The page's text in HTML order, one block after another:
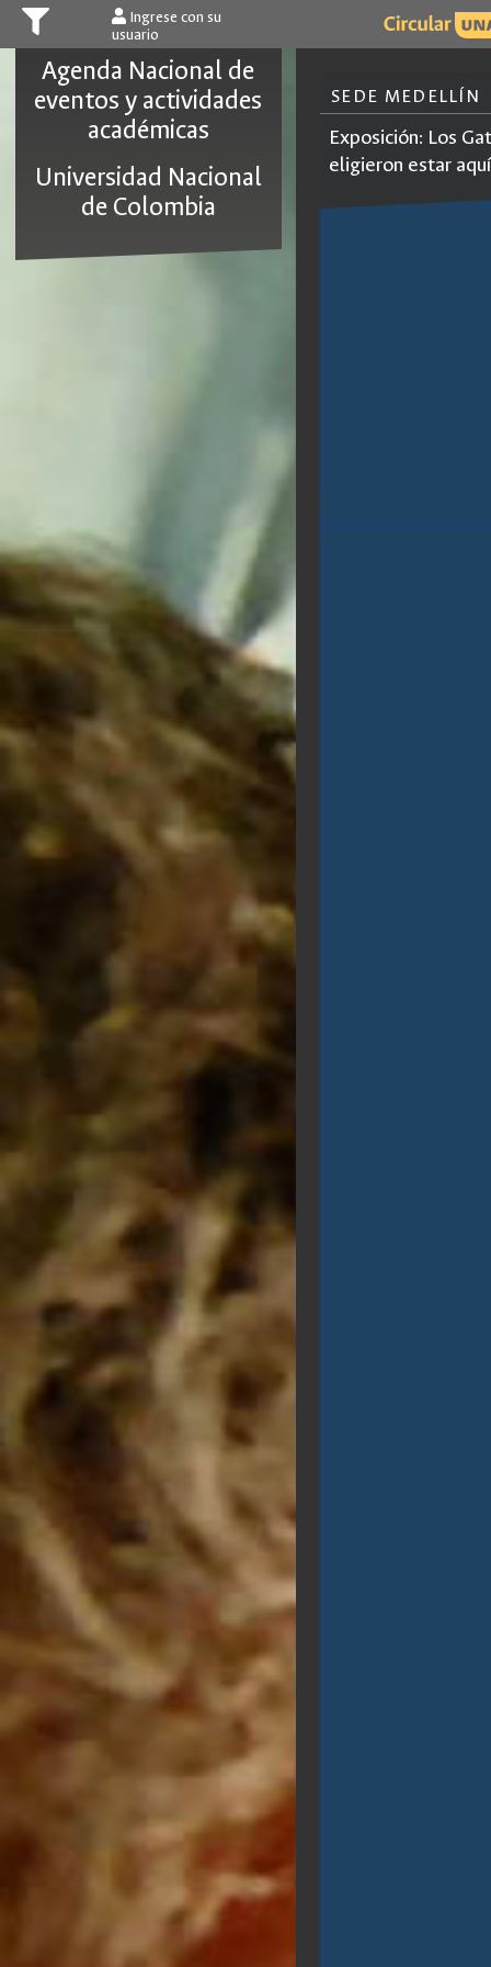
Ingrese con su
usuario
Agenda Nacional de
eventos y actividades
académicas
Universidad Nacional
de Colombia
SEDE MEDELLÍN
Exposición: Los
eligieron estar aquí